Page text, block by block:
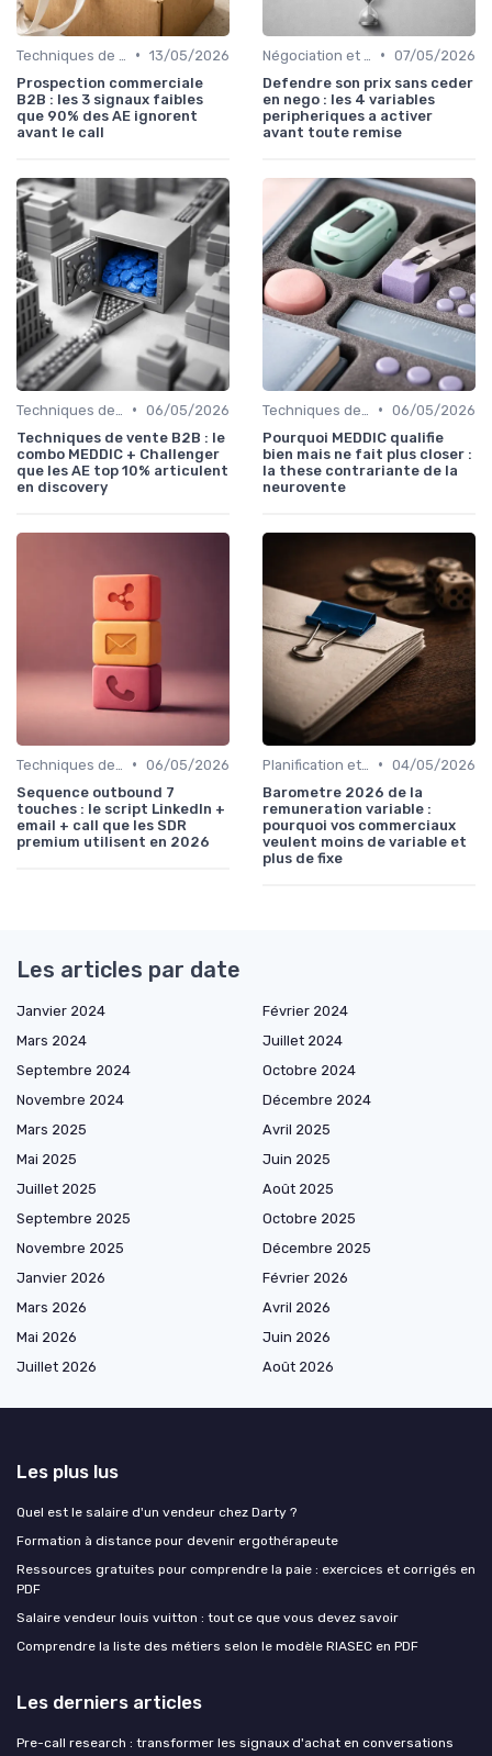
• 13/05/2026
Prospection commerciale
B2B : les 3 signaux faibles
que 90% des AE ignorent
avant le call
• 07/05/2026
Defendre son prix sans ceder
en nego : les 4 variables
peripheriques a activer
avant toute remise
• 06/05/2026
Techniques de vente B2B : le
combo MEDDIC + Challenger
que les AE top 10% articulent
en discovery
• 06/05/2026
Pourquoi MEDDIC qualifie
bien mais ne fait plus closer :
la these contrariante de la
neurovente
• 06/05/2026
Sequence outbound 7
touches : le script LinkedIn +
email + call que les SDR
premium utilisent en 2026
• 04/05/2026
Barometre 2026 de la
remuneration variable :
pourquoi vos commerciaux
veulent moins de variable et
plus de fixe
Les articles par date
Janvier 2024
Février 2024
Mars 2024
Juillet 2024
Septembre 2024
Octobre 2024
Novembre 2024
Décembre 2024
Mars 2025
Avril 2025
Mai 2025
Juin 2025
Juillet 2025
Août 2025
Septembre 2025
Octobre 2025
Novembre 2025
Décembre 2025
Janvier 2026
Février 2026
Mars 2026
Avril 2026
Mai 2026
Juin 2026
Juillet 2026
Août 2026
Les plus lus
Quel est le salaire d'un vendeur chez Darty ?
Formation à distance pour devenir ergothérapeute
Ressources gratuites pour comprendre la paie : exercices et corrigés en
PDF
Salaire vendeur louis vuitton : tout ce que vous devez savoir
Comprendre la liste des métiers selon le modèle RIASEC en PDF
Les derniers articles
Pre-call research : transformer les signaux d'achat en conversations